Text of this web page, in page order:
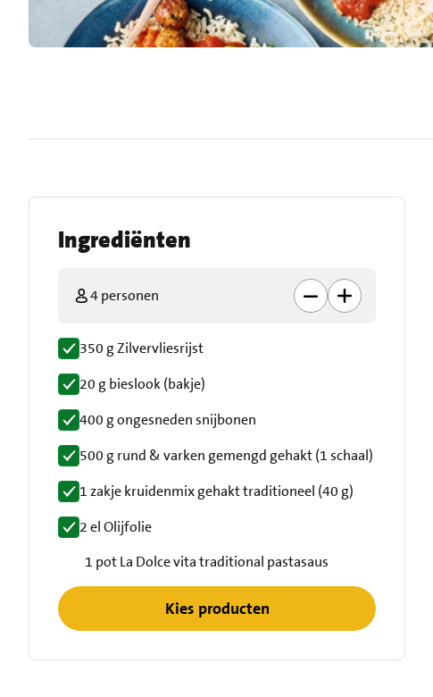
Ingrediënten
4 personen
350 g Zilvervliesrijst
20 g bieslook (bakje)
400 g ongesneden snijbonen
500 g rund & varken gemengd gehakt (1 schaal)
1 zakje kruidenmix gehakt traditioneel (40 g)
2 el Olijfolie
1 pot La Dolce vita traditional pastasaus
Kies producten